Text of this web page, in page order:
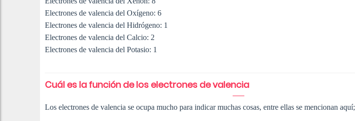
Electrones de valencia del Oxígeno: 6
Electrones de valencia del Hidrógeno: 1
Electrones de valencia del Calcio: 2
Electrones de valencia del Potasio: 1
Cuál es la función de los electrones de valencia
Los electrones de valencia se ocupa mucho para indicar muchas cosas, entre ellas se mencionan aquí;